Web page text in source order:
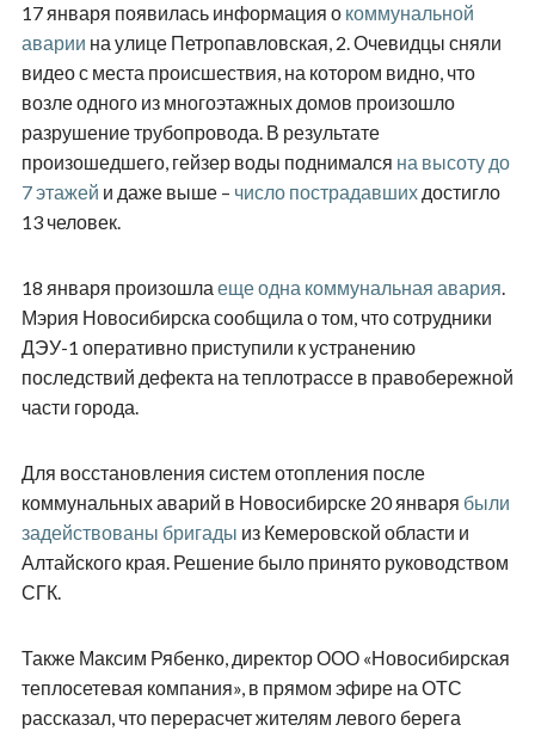
17 января появилась информация о коммунальной
аварии на улице Петропавловская, 2. Очевидцы сняли
видео с места происшествия, на котором видно, что
возле одного из многоэтажных домов произошло
разрушение трубопровода. В результате
произошедшего, гейзер воды поднимался на высоту до
7 этажей и даже выше – число пострадавшихдостигло
13 человек.
18 января произошла еще одна коммунальная авария.
Мэрия Новосибирска сообщила о том, что сотрудники
ДЭУ-1 оперативно приступили к устранению
последствий дефекта на теплотрассе в правобережной
части города.
Для восстановления систем отопления после
коммунальных аварий в Новосибирске 20 января были
задействованы бригады из Кемеровской области и
Алтайского края. Решение было принято руководством
СГК.
Также Максим Рябенко, директор ООО «Новосибирская
теплосетевая компания», в прямом эфире на ОТС
рассказал, что перерасчет жителям левого берега